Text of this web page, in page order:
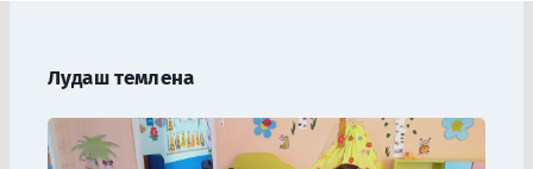
Лудаш темлена